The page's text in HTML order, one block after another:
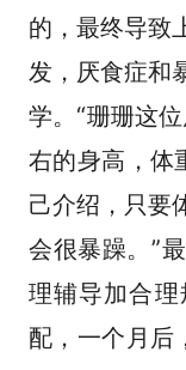
的，最终导致
发，厌食症和
学。“珊珊这
右的身高，体
己介绍，只要
会很暴躁。”
理辅导加合
配，一个月后